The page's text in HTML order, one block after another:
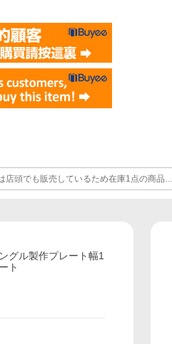
店頭でも販売しているため在庫1点の商品が
めご了承ください。 確実に購入したい商品
グル製作プレート幅1
ト